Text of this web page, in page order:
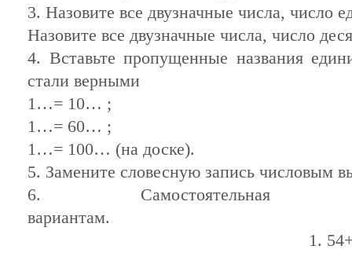
3. Назовите все двузначные числа, число
Назовите все двузначные числа, число
4. Вставьте пропущенные названия
стали верными
1…= 10… ;
1…= 60… ;
1…= 100… (на доске).
5. Замените словесную запись числовым
6.
1. 54+20 70-5